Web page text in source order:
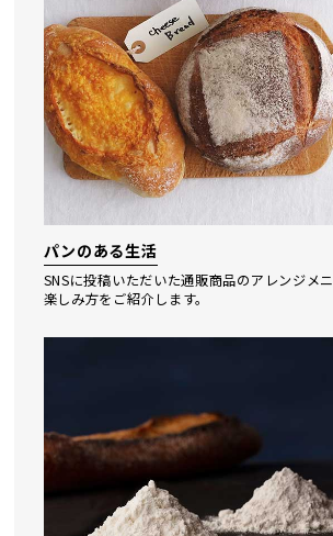
パンのある生活
SNSに投稿いただいた通販商品のアレンジメ
楽しみ⽅をご紹介します。